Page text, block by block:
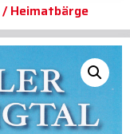
/ Heimatbärge